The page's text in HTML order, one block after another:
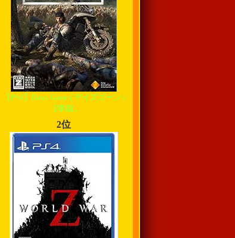
【PS4】Days Gone ( デイズゴーン )
【早期...
2位